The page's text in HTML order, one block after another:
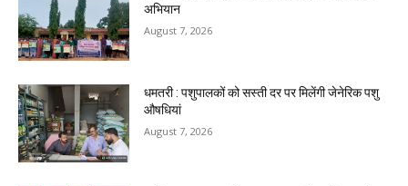
अभियान
August 7, 2026
धमतरी : पशुपालकों को सस्ती दर पर मिलेंगी जेनेरिक पशु
औषधियां
August 7, 2026